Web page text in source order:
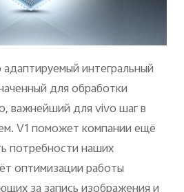
интегральный
для обработки
важнейший для vivo шаг в
V1 поможет компании ещё
потребности наших
оптимизации работы